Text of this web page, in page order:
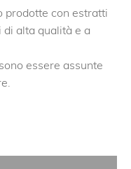
prodotte con estratti
alta qualità e a
essere assunte